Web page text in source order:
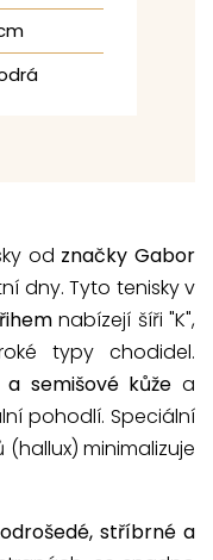
od značky Gabor
dny. Tyto tenisky v
nabízejí šíři "K",
typy chodidel.
semišové kůže a
pohodlí. Speciální
(hallux) minimalizuje
stříbrné a